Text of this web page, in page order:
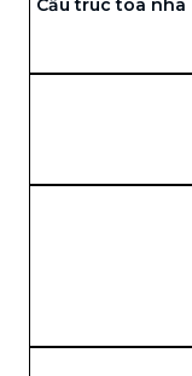
Cấu trúc tòa nhà